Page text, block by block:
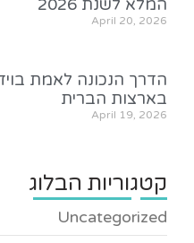
המלא לשנת 2026
April 20, 2026
הדרך הנכונה לאמת
בארצות הברית
April 19, 2026
קטגוריות הבלוג
Uncategorized